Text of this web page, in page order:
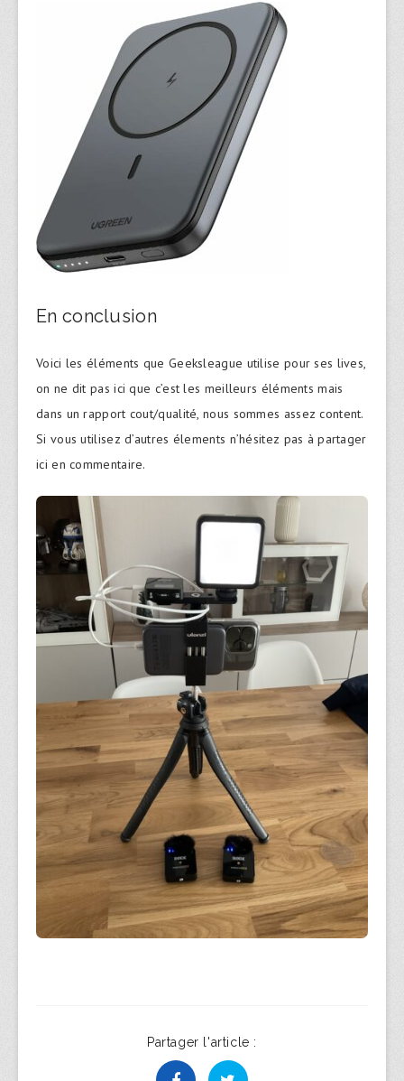
En conclusion
Voici les éléments que Geeksleague utilise pour ses lives,
on ne dit pas ici que c’est les meilleurs éléments mais
dans un rapport cout/qualité, nous sommes assez content.
Si vous utilisez d’autres élements n’hésitez pas à partager
ici en commentaire.
Partager l'article :